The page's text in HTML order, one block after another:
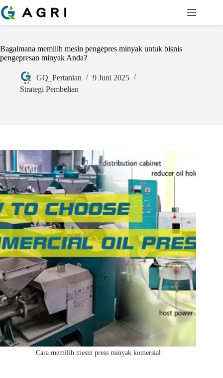
Bagaimana memilih mesin pengepres minyak untuk bisnis
pengepresan minyak Anda?
GQ_Pertanian
9 Juni 2025
Strategi Pembelian
Cara memilih mesin press minyak komersial